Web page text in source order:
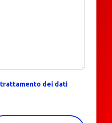
trattamento dei dati